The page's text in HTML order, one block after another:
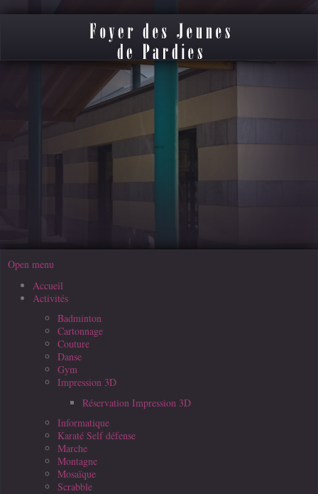
Open menu
Accueil
Activités
Badminton
Cartonnage
Couture
Danse
Gym
Impression 3D
Réservation Impression 3D
Informatique
Karaté Self défense
Marche
Montagne
Mosaïque
Scrabble